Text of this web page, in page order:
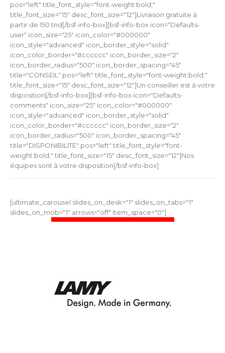
pos="left" title_font_style="font-weight:bold;"
title_font_size="15" desc_font_size="12"]Livraison gratuite à
partir de 150 tnd[/bsf-info-box][bsf-info-box icon="Defaults-
user" icon_size="25" icon_color="#000000"
icon_style="advanced" icon_border_style="solid"
icon_color_border="#cccccc" icon_border_size="2"
icon_border_radius="500" icon_border_spacing="45"
title="CONSEIL" pos="left" title_font_style="font-weight:bold;"
title_font_size="15" desc_font_size="12"]Un conseiller est à votre
disposition[/bsf-info-box][bsf-info-box icon="Defaults-
comments" icon_size="25" icon_color="#000000"
icon_style="advanced" icon_border_style="solid"
icon_color_border="#cccccc" icon_border_size="2"
icon_border_radius="500" icon_border_spacing="45"
title="DISPONIBILITE" pos="left" title_font_style="font-
weight:bold;" title_font_size="15" desc_font_size="12"]Nos
équipes sont à votre disposition[/bsf-info-box]
[ultimate_carousel slides_on_desk="1" slides_on_tabs="1"
slides_on_mob="1" arrows="off" item_space="0"]